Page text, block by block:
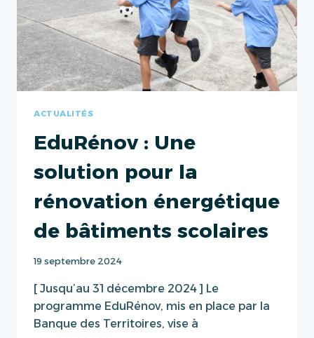
:
MOBILISATION
POUR
UN
AVENIR
DURABLE
ACTUALITÉS
EduRénov : Une
solution pour la
rénovation énergétique
de bâtiments scolaires
19 septembre 2024
[ Jusqu’au 31 décembre 2024 ] Le
programme EduRénov, mis en place par la
Banque des Territoires, vise à